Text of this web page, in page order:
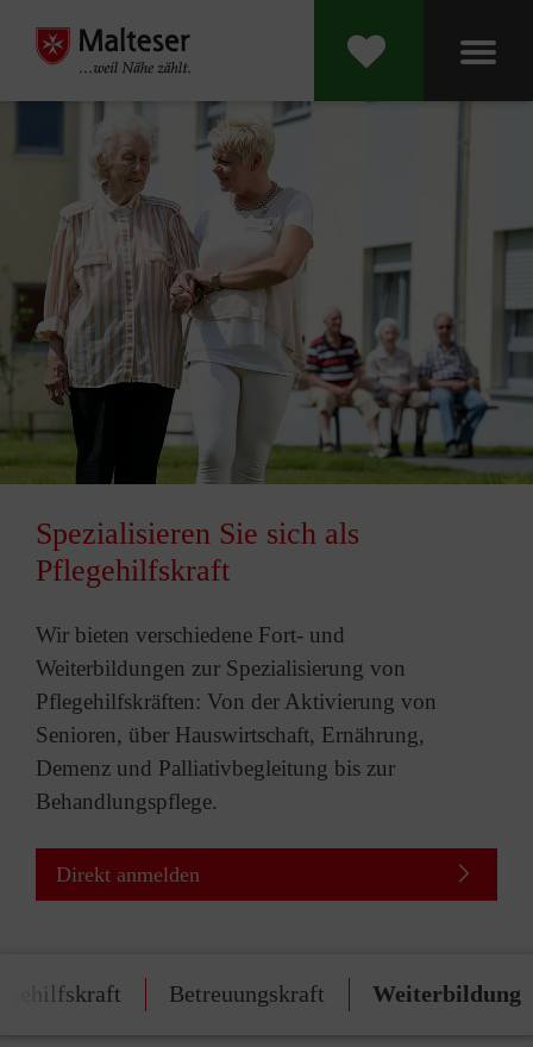
Spezialisieren Sie sich als
Pflegehilfskraft
Wir bieten verschiedene Fort- und
Weiterbildungen zur Spezialisierung von
Pflegehilfskräften: Von der Aktivierung von
Senioren, über Hauswirtschaft, Ernährung,
Demenz und Palliativbegleitung bis zur
Behandlungspflege.
Direkt anmelden
Betreuungskraft Weiterbildung